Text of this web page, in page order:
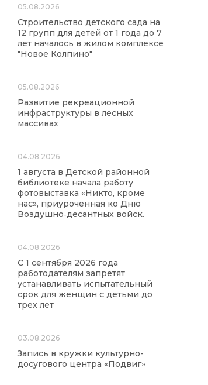
05.08.2026
Строительство детского сада на
12 групп для детей от 1 года до 7
лет началось в жилом комплексе
"Новое Колпино"
05.08.2026
Развитие рекреационной
инфраструктуры в лесных
массивах
04.08.2026
1 августа в Детской районной
библиотеке начала работу
фотовыставка «Никто, кроме
нас», приуроченная ко Дню
Воздушно‑десантных войск.
04.08.2026
С 1 сентября 2026 года
работодателям запретят
устанавливать испытательный
срок для женщин с детьми до
трех лет
03.08.2026
Запись в кружки культурно-
досугового центра «Подвиг»